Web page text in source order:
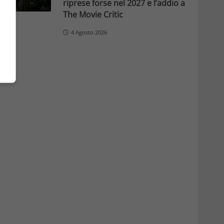
riprese forse nel 2027 e l’addio a
The Movie Critic
4 Agosto 2026